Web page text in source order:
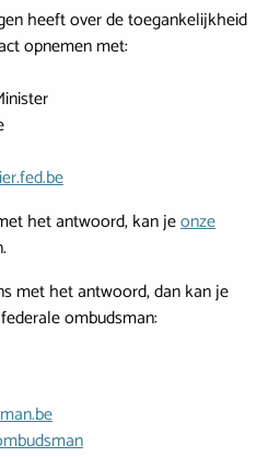
heeft over de toegankelijkheid
opnemen met:
het antwoord, kan jeonze
met het antwoord, dan kan je
ombudsman: